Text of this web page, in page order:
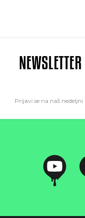
NEWSLETTER
Prijavi se na naš